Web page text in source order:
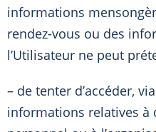
informations
rendez-vous ou des
l’Utilisateur ne peut
– de tenter d’accéder,
informations relatives à